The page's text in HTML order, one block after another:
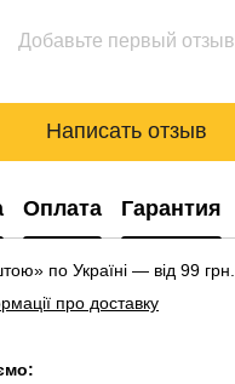
Добавьте первый отзыв
Написать отзыв
Оплата Гарантия
по Україні — від 99 грн.
про доставку